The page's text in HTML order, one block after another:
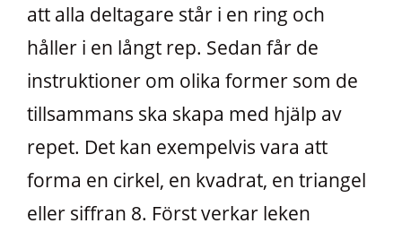
att alla deltagare står i en ring och
håller i en långt rep. Sedan får de
instruktioner om olika former som de
tillsammans ska skapa med hjälp av
repet. Det kan exempelvis vara att
forma en cirkel, en kvadrat, en triangel
eller siffran 8. Först verkar leken